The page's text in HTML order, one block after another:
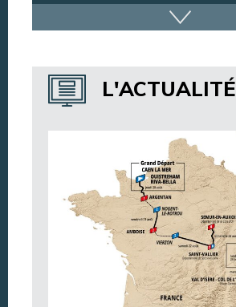
Dispositif de vidéoprotection
Annuaire des services
Annuaire des associations
Argentan Aujourd’hui
L'ACTUALITÉ